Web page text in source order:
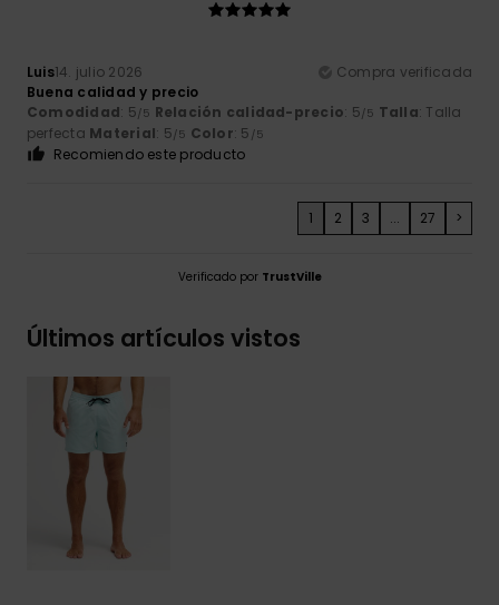
Luis14. julio 2026
Compra verificada
Buena calidad y precio
Comodidad: 5/5 Relación calidad-precio: 5/5 Talla: Talla
perfecta Material: 5/5 Color: 5 /5
Recomiendo este producto
1 2 3 ... 27 >
Verificado por TrustVille
Últimos artículos vistos